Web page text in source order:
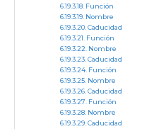
Función
Nombre
Caducidad
Función
Nombre
Caducidad
Función
Nombre
Caducidad
Función
Nombre
Caducidad